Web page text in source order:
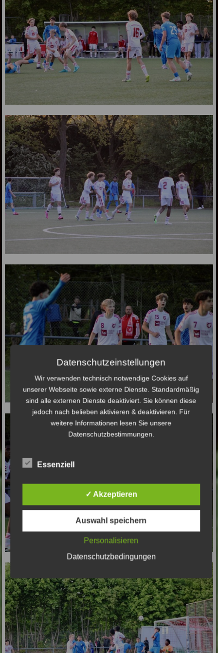
Datenschutzeinstellungen
Wir verwenden technisch notwendige Cookies auf
unserer Webseite sowie externe Dienste. Standardmäßig
sind alle externen Dienste deaktiviert. Sie können diese
jedoch nach belieben aktivieren & deaktivieren. Für
weitere Informationen lesen Sie unsere
Datenschutzbestimmungen.
Essenziell
✓ Akzeptieren
Auswahl speichern
Personalisieren
Datenschutzbedingungen